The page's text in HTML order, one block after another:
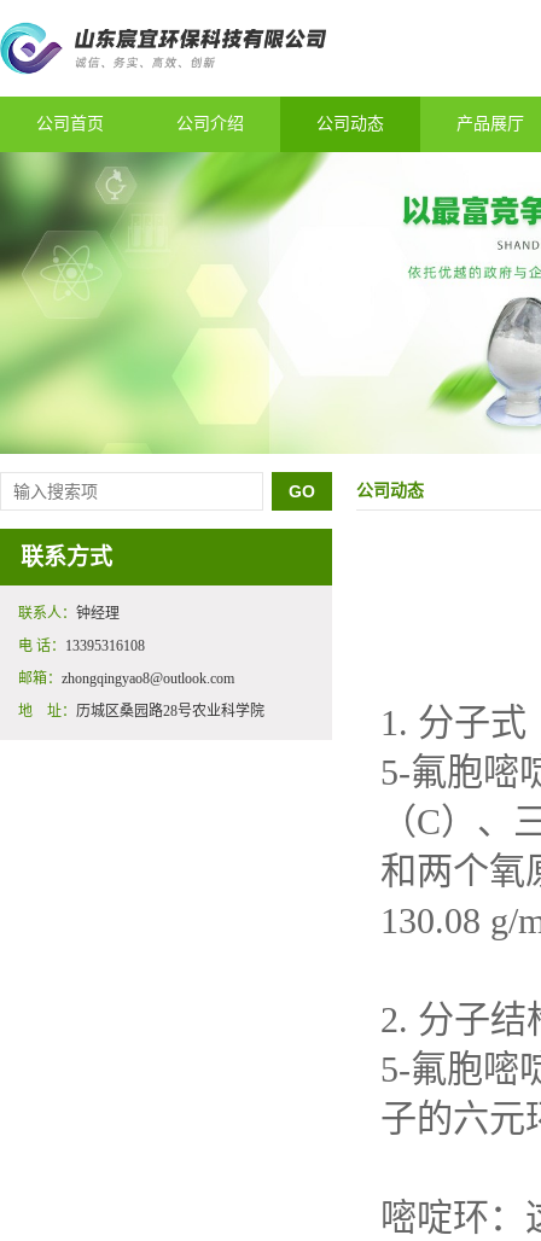
公司首页 公司介绍 公司动态 产品展厅
联系方式
联系人： 钟经理
电 话： 13395316108
邮箱： zhongqingyao8@outlook.com
地 址： 历城区桑园路28号农业科学院
公司动态
1. 分子式
5-氟胞嘧
（C）、
和两个氧
130.08 g/
2. 分子结
5-氟胞嘧
子的六元
嘧啶环：